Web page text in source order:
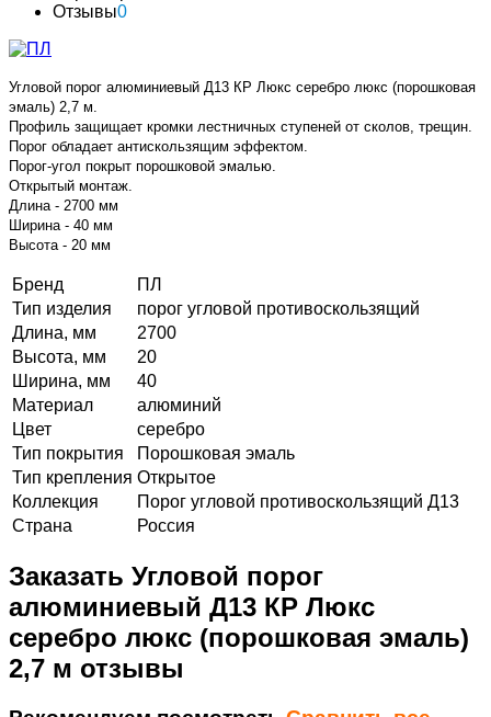
Отзывы0
Угловой порог алюминиевый Д13 КР Люкс серебро люкс (порошковая
эмаль) 2,7 м.
Профиль защищает кромки лестничных ступеней от сколов, трещин.
Порог обладает антискользящим эффектом.
Порог-угол покрыт порошковой эмалью.
Открытый монтаж.
Длина - 2700 мм
Ширина - 40 мм
Высота - 20 мм
Бренд
ПЛ
Тип изделия
порог угловой противоскользящий
Длина, мм
2700
Высота, мм
20
Ширина, мм
40
Материал
алюминий
Цвет
серебро
Тип покрытия
Порошковая эмаль
Тип крепления Открытое
Коллекция
Порог угловой противоскользящий Д13
Страна
Россия
Заказать Угловой порог
алюминиевый Д13 КР Люкс
серебро люкс (порошковая эмаль)
2,7 м отзывы